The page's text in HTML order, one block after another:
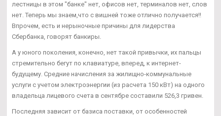
лестницы в этом "банке" нет, офисов нет, терминалов нет, слов
нет. Теперь мы знаем,что с вишней тоже отлично получается!!
Впрочем, есть и нерыночные причины для лидерства
Сбербанка, говорят банкиры.
А у юного поколения, конечно, нет такой привычки, их пальцы
стремительно бегут по клавиатуре, вперед, к интернет-
будущему. Средние начисления за жилищно-коммунальные
услуги с учетом электроэнергии (из расчета 150 кВт) на одного
владельца лицевого счета в сентябре составили 526,3 гривен.
Последняя зависит от базиса поставки, от особенностей